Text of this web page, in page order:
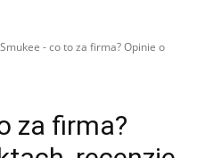
Smukee - co to za firma? Opinie o
za firma?